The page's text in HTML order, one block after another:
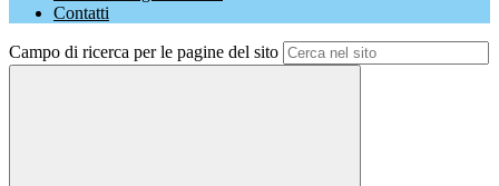
Contatti
Campo di ricerca per le pagine del sito